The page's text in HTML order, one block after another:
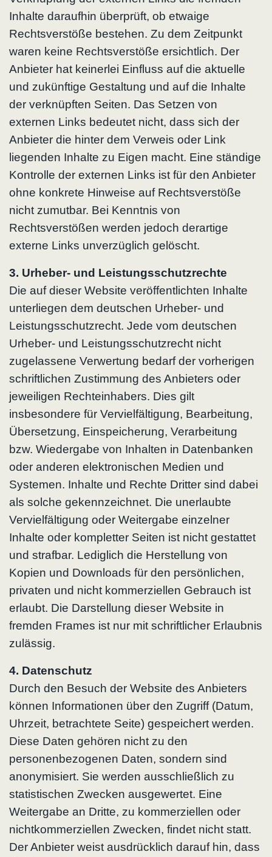
Inhalte daraufhin überprüft, ob etwaige
Rechtsverstöße bestehen. Zu dem Zeitpunkt
waren keine Rechtsverstöße ersichtlich. Der
Anbieter hat keinerlei Einfluss auf die aktuelle
und zukünftige Gestaltung und auf die Inhalte
der verknüpften Seiten. Das Setzen von
externen Links bedeutet nicht, dass sich der
Anbieter die hinter dem Verweis oder Link
liegenden Inhalte zu Eigen macht. Eine ständige
Kontrolle der externen Links ist für den Anbieter
ohne konkrete Hinweise auf Rechtsverstöße
nicht zumutbar. Bei Kenntnis von
Rechtsverstößen werden jedoch derartige
externe Links unverzüglich gelöscht.
3. Urheber- und Leistungsschutzrechte
Die auf dieser Website veröffentlichten Inhalte
unterliegen dem deutschen Urheber- und
Leistungsschutzrecht. Jede vom deutschen
Urheber- und Leistungsschutzrecht nicht
zugelassene Verwertung bedarf der vorherigen
schriftlichen Zustimmung des Anbieters oder
jeweiligen Rechteinhabers. Dies gilt
insbesondere für Vervielfältigung, Bearbeitung,
Übersetzung, Einspeicherung, Verarbeitung
bzw. Wiedergabe von Inhalten in Datenbanken
oder anderen elektronischen Medien und
Systemen. Inhalte und Rechte Dritter sind dabei
als solche gekennzeichnet. Die unerlaubte
Vervielfältigung oder Weitergabe einzelner
Inhalte oder kompletter Seiten ist nicht gestattet
und strafbar. Lediglich die Herstellung von
Kopien und Downloads für den persönlichen,
privaten und nicht kommerziellen Gebrauch ist
erlaubt. Die Darstellung dieser Website in
fremden Frames ist nur mit schriftlicher Erlaubnis
zulässig.
4. Datenschutz
Durch den Besuch der Website des Anbieters
können Informationen über den Zugriff (Datum,
Uhrzeit, betrachtete Seite) gespeichert werden.
Diese Daten gehören nicht zu den
personenbezogenen Daten, sondern sind
anonymisiert. Sie werden ausschließlich zu
statistischen Zwecken ausgewertet. Eine
Weitergabe an Dritte, zu kommerziellen oder
nichtkommerziellen Zwecken, findet nicht statt.
Der Anbieter weist ausdrücklich darauf hin, dass